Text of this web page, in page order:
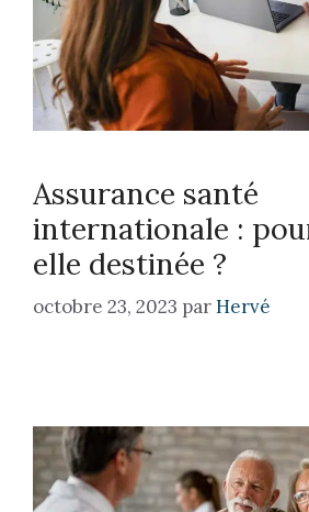
Assurance santé
internationale :
elle destinée ?
octobre 23, 2023 parHervé